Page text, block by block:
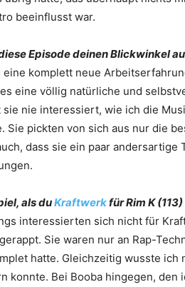
beeinflusst war.
Episode ­deinen Blickwinkel
eine komplett neue
eine völlig natürliche und
sie nie interessiert, wie ich die
Sie pickten von sich aus nur die
dass sie ein paar andersartige
als duKraftwerkfür Rim K
interessierten sich nicht für
Sie waren nur an Rap-­
hatte. Gleichzeitig wusste
konnte. Bei Booba hingegen,